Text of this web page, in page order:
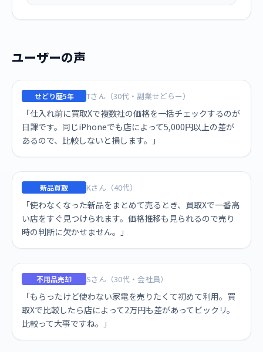
ユーザーの声
せどり歴5年 Tさん（30代・副業せどらー）
「仕入れ前に買取Xで複数社の価格を一括チェックするのが
日課です。同じiPhoneでも店によって5,000円以上の差が
あるので、比較しないと損します。」
新品買取 Kさん（40代）
「使わなくなった新品をまとめて売るとき、買取Xで一番高
い店をすぐ見つけられます。価格推移も見られるので売り
時の判断に欠かせません。」
不用品売却 Sさん（30代・会社員）
「もらったけど使わない家電を売りたくて初めて利用。買
取Xで比較したら店によって2万円も差があってビックリ。
比較って大事ですね。」